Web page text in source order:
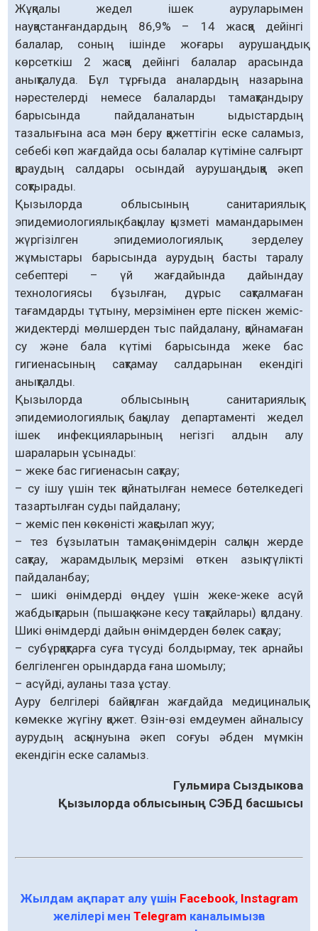
Жұқпалы жедел ішек ауруларымен
науқастанғандардың 86,9% – 14 жасқа дейінгі
балалар, соның ішінде жоғары аурушаңдық
көрсеткіш 2 жасқа дейінгі балалар арасында
анықталуда. Бұл тұрғыда аналардың назарына
нәрестелерді немесе балаларды тамақтандыру
барысында пайдаланатын ыдыстардың
тазалығына аса мән беру қажеттігін еске саламыз,
себебі көп жағдайда осы балалар күтіміне салғырт
қараудың салдары осындай аурушаңдыққа әкеп
соқтырады.
Қызылорда облысының санитариялық-
эпидемиологиялық бақылау қызметі мамандарымен
жүргізілген эпидемиологиялық зерделеу
жұмыстары барысында аурудың басты таралу
себептері – үй жағдайында дайындау
технологиясы бұзылған, дұрыс сақталмаған
тағамдарды тұтыну, мерзімінен ерте піскен жеміс-
жидектерді мөлшерден тыс пайдалану, қайнамаған
су және бала күтімі барысында жеке бас
гигиенасының сақтамау салдарынан екендігі
анықталды.
Қызылорда облысының санитариялық-
эпидемиологиялық бақылау департаменті жедел
ішек инфекцияларының негізгі алдын алу
шараларын ұсынады:
– жеке бас гигиенасын сақтау;
– су ішу үшін тек қайнатылған немесе бөтелкедегі
тазартылған суды пайдалану;
– жеміс пен көкөністі жақсылап жуу;
– тез бұзылатын тамақ өнімдерін салқын жерде
сақтау, жарамдылық мерзімі өткен азық-түлікті
пайдаланбау;
– шикі өнімдерді өңдеу үшін жеке-жеке асүй
жабдықтарын (пышақ және кесу тақтайлары) қолдану.
Шикі өнімдерді дайын өнімдерден бөлек сақтау;
– субұрқақтарға суға түсуді болдырмау, тек арнайы
белгіленген орындарда ғана шомылу;
– асүйді, ауланы таза ұстау.
Ауру белгілері байқалған жағдайда медициналық
көмекке жүгіну қажет. Өзін-өзі емдеумен айналысу
аурудың асқынуына әкеп соғуы әбден мүмкін
екендігін еске саламыз.
Гульмира Сыздыкова
Қызылорда облысының СЭБД басшысы
Жылдам ақпарат алу үшін Facebook, Instagram
желілері мен Telegram каналымызға